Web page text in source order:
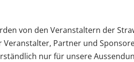
von den Veranstaltern der
Partner und
nur für unsere